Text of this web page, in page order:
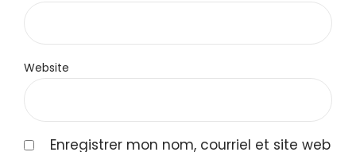
Website
Enregistrer mon nom, courriel et site web